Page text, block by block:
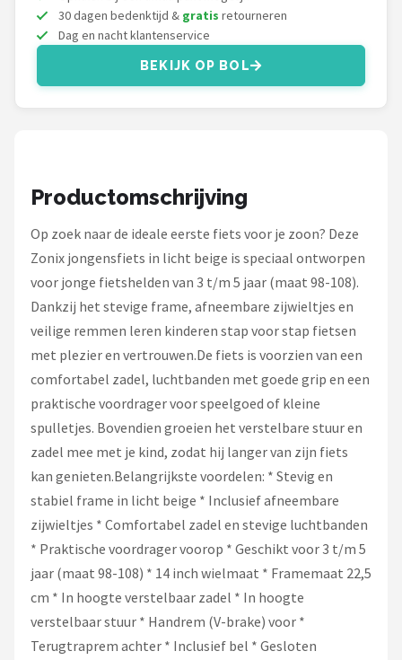
BBB Cycling
Voltano
Cortina
Alle merken →
30 dagen bedenktijd & gratis retourneren
Dag en nacht klantenservice
BEKIJK OP BOL
Productomschrijving
Op zoek naar de ideale eerste fiets voor je zoon? Deze
Zonix jongensfiets in licht beige is speciaal ontworpen
voor jonge fietshelden van 3 t/m 5 jaar (maat 98-108).
Dankzij het stevige frame, afneembare zijwieltjes en
veilige remmen leren kinderen stap voor stap fietsen
met plezier en vertrouwen.De fiets is voorzien van een
comfortabel zadel, luchtbanden met goede grip en een
praktische voordrager voor speelgoed of kleine
spulletjes. Bovendien groeien het verstelbare stuur en
zadel mee met je kind, zodat hij langer van zijn fiets
kan genieten.Belangrijkste voordelen: * Stevig en
stabiel frame in licht beige * Inclusief afneembare
zijwieltjes * Comfortabel zadel en stevige luchtbanden
* Praktische voordrager voorop * Geschikt voor 3 t/m 5
jaar (maat 98-108) * 14 inch wielmaat * Framemaat 22,5
cm * In hoogte verstelbaar zadel * In hoogte
verstelbaar stuur * Handrem (V-brake) voor *
Terugtraprem achter * Inclusief bel * Gesloten